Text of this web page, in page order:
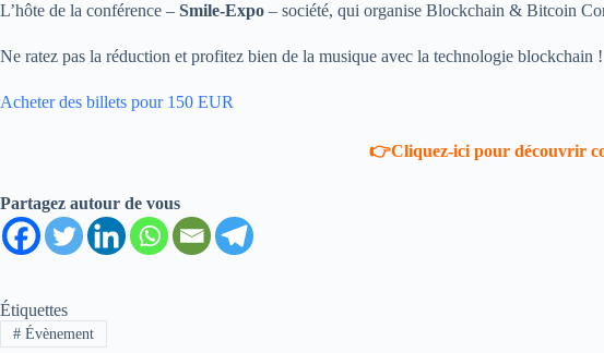
L’hôte de la conférence – Smile-Expo – société, qui organise Blockchain & Bitcoin
Ne ratez pas la réduction et profitez bien de la musique avec la technologie blockchain !
Acheter des billets pour 150 EUR
👉Cliquez-ici pour découvrir
Partagez autour de vous
Étiquettes
#Évènement